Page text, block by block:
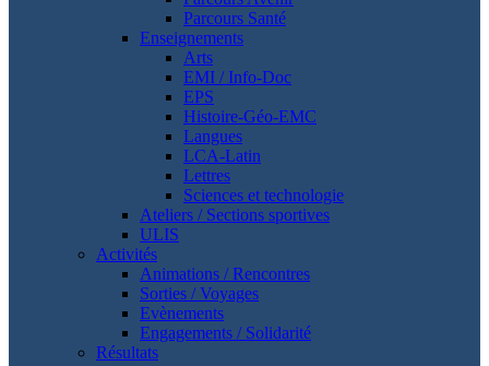
Parcours Santé
Enseignements
Arts
EMI / Info-Doc
EPS
Histoire-Géo-EMC
Langues
LCA-Latin
Lettres
Sciences et technologie
Ateliers / Sections sportives
ULIS
Activités
Animations / Rencontres
Sorties / Voyages
Evènements
Engagements / Solidarité
Résultats